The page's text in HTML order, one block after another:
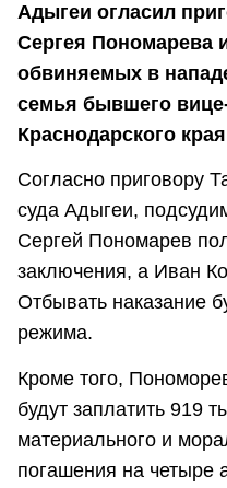
Адыгеи огласил
Сергея Пономарева
обвиняемых в
семья бывшего
Краснодарского
Согласно приговору
суда Адыгеи,
Сергей Пономарев
заключения, а Иван
Отбывать наказание
режима.
Кроме того,
будут заплатить 919
материального и
погашения на четыре